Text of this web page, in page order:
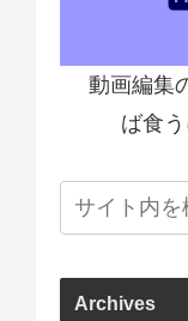
動画編集
ば食
Archives